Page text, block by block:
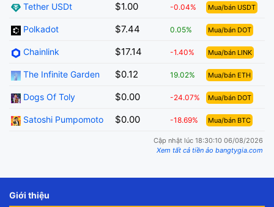
Tether USDt $1.00 -0.04% Mua/bán USDT
Polkadot $7.44 0.05% Mua/bán DOT
Chainlink $17.14 -1.40% Mua/bán LINK
The Infinite Garden $0.12 19.02% Mua/bán ETH
Dogs Of Toly $0.00 -24.07% Mua/bán DOT
Satoshi Pumpomoto $0.00 -18.69% Mua/bán BTC
Cập nhật lúc 18:30:10 06/08/2026
Xem tất cả tiền ảo bangtygia.com
Giới thiệu